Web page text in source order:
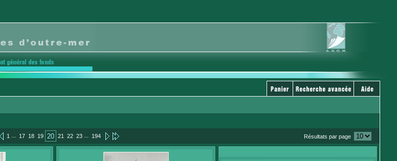
1 ... 17 18 19 20 21 22 23 ... 194 Résultats par page